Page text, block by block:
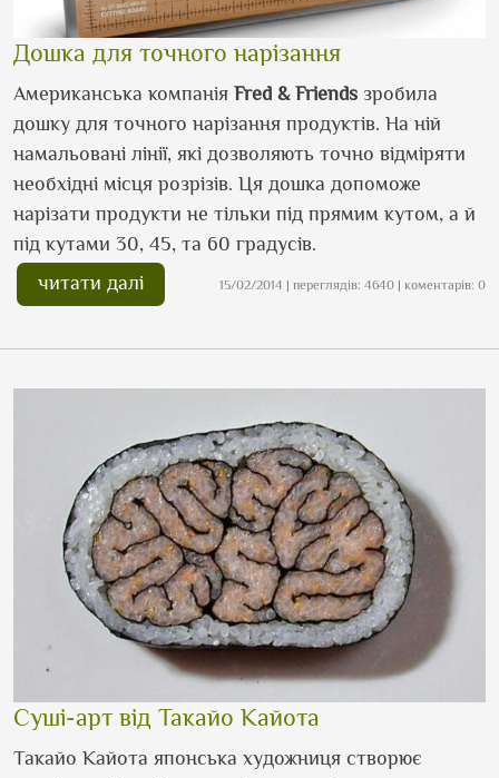
Дошка для точного нарізання
Американська компанія Fred & Friends зробила
дошку для точного нарізання продуктів. На ній
намальовані лінії, які дозволяють точно відміряти
необхідні місця розрізів. Ця дошка допоможе
нарізати продукти не тільки під прямим кутом, а й
під кутами 30, 45, та 60 градусів.
читати далі
15/02/2014 | переглядів: 4640 | коментарів: 0
Cуші-арт від Такайо Кайота
Такайо Кайота японська художниця створює